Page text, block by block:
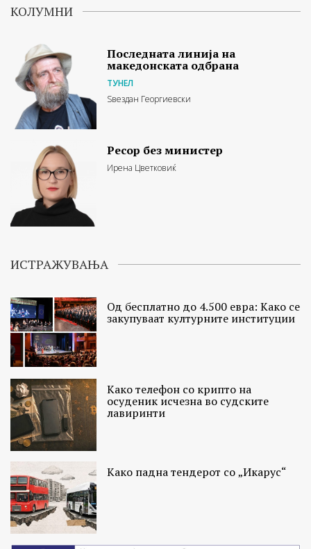
КОЛУМНИ
Последната линија на
македонската одбрана
ТУНЕЛ
Ѕвездан Георгиевски
Ресор без министер
Ирена Цветковиќ
ИСТРАЖУВАЊА
Од бесплатно до 4.500 евра: Како се
закупуваат културните институции
Како телефон со крипто на
осуденик исчезна во судските
лавиринти
Како падна тендерот со „Икарус“